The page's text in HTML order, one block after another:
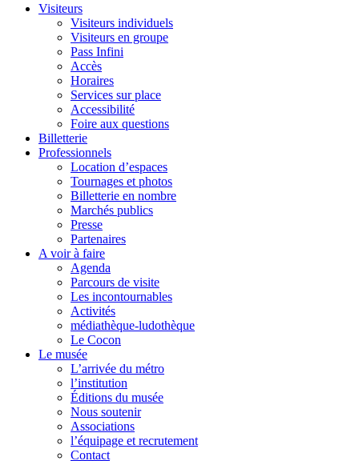
Visiteurs
Visiteurs individuels
Visiteurs en groupe
Pass Infini
Accès
Horaires
Services sur place
Accessibilité
Foire aux questions
Billetterie
Professionnels
Location d’espaces
Tournages et photos
Billetterie en nombre
Marchés publics
Presse
Partenaires
A voir à faire
Agenda
Parcours de visite
Les incontournables
Activités
médiathèque-ludothèque
Le Cocon
Le musée
L’arrivée du métro
l’institution
Éditions du musée
Nous soutenir
Associations
l’équipage et recrutement
Contact